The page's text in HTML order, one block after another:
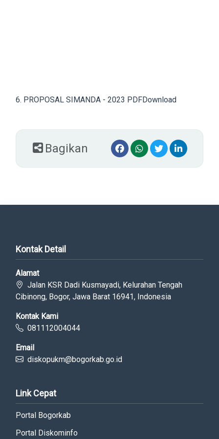
6. PROPOSAL SIMANDA - 2023 PDFDownload
Bagikan
Kontak Detail
Alamat
Jalan KSR Dadi Kusmayadi, Kelurahan Tengah
Cibinong, Bogor, Jawa Barat 16941, Indonesia
Kontak Kami
081112004044
Email
diskopukm@bogorkab.go.id
Link Cepat
Portal Bogorkab
Portal Diskominfo